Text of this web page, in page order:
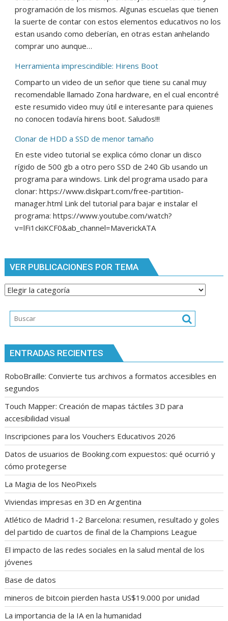
programación de los mismos. Algunas escuelas que tienen
la suerte de contar con estos elementos educativos no los
estan usando como deberían, en otras estan anhelando
comprar uno aunque…
Herramienta imprescindible: Hirens Boot
Comparto un video de un señor que tiene su canal muy
recomendable llamado Zona hardware, en el cual encontré
este resumido video muy útil e interesante para quienes
no conocen todavía hirens boot. Saludos!!!
Clonar de HDD a SSD de menor tamaño
En este video tutorial se explica cómo clonar un disco
rígido de 500 gb a otro pero SSD de 240 Gb usando un
programa para windows. Link del programa usado para
clonar: https://www.diskpart.com/free-partition-
manager.html Link del tutorial para bajar e instalar el
programa: https://www.youtube.com/watch?
v=lFi1ckiKCF0&ab_channel=MaverickATA
VER PUBLICACIONES POR TEMA
Ver
por
tema
ENTRADAS RECIENTES
RoboBraille: Convierte tus archivos a formatos accesibles en
segundos
Touch Mapper: Creación de mapas táctiles 3D para
accesibilidad visual
Inscripciones para los Vouchers Educativos 2026
Datos de usuarios de Booking.com expuestos: qué ocurrió y
cómo protegerse
La Magia de los NeoPixels
Viviendas impresas en 3D en Argentina
Atlético de Madrid 1-2 Barcelona: resumen, resultado y goles
del partido de cuartos de final de la Champions League
El impacto de las redes sociales en la salud mental de los
jóvenes
Base de datos
mineros de bitcoin pierden hasta US$19.000 por unidad
La importancia de la IA en la humanidad